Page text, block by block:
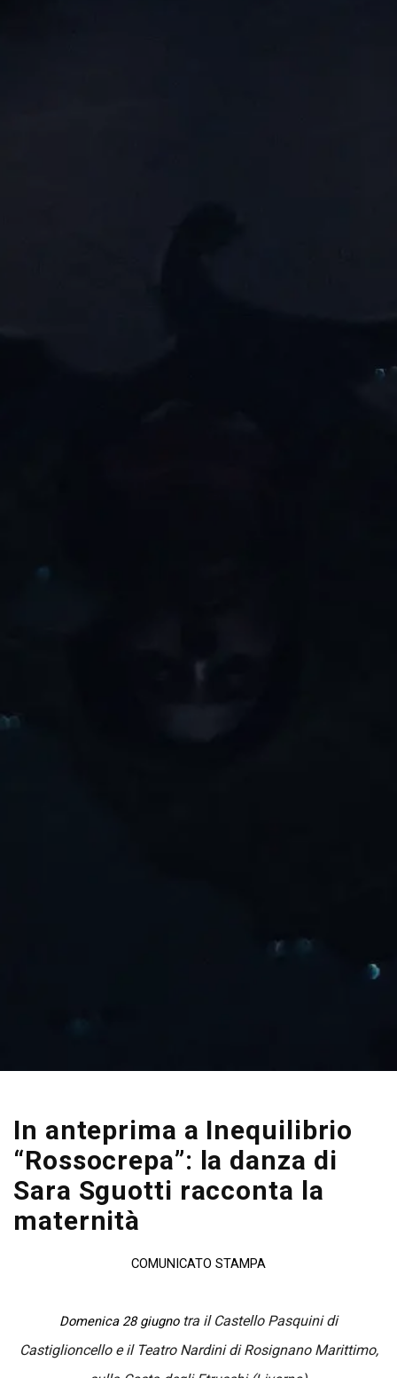
In anteprima a Inequilibrio
“Rossocrepa”: la danza di
Sara Sguotti racconta la
maternità
COMUNICATO STAMPA
Domenica 28 giugno tra il Castello Pasquini di
Castiglioncello eil Teatro Nardini diRosignano Marittimo,